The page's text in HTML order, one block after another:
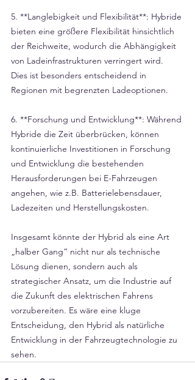
5. **Langlebigkeit und Flexibilität**: Hybride
bieten eine größere Flexibilität hinsichtlich
der Reichweite, wodurch die Abhängigkeit
von Ladeinfrastrukturen verringert wird.
Dies ist besonders entscheidend in
Regionen mit begrenzten Ladeoptionen.
6. **Forschung und Entwicklung**: Während
Hybride die Zeit überbrücken, können
kontinuierliche Investitionen in Forschung
und Entwicklung die bestehenden
Herausforderungen bei E-Fahrzeugen
angehen, wie z.B. Batterielebensdauer,
Ladezeiten und Herstellungskosten.
Insgesamt könnte der Hybrid als eine Art
„halber Gang“ nicht nur als technische
Lösung dienen, sondern auch als
strategischer Ansatz, um die Industrie auf
die Zukunft des elektrischen Fahrens
vorzubereiten. Es wäre eine kluge
Entscheidung, den Hybrid als natürliche
Entwicklung in der Fahrzeugtechnologie zu
sehen.